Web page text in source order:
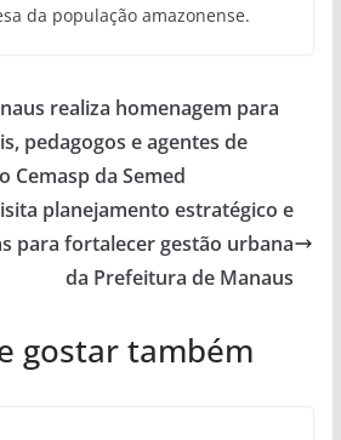
da população amazonense.
realiza homenagem para
pedagogos e agentes de
Cemasp da Semed
planejamento estratégico e
para fortalecer gestão urbana
da Prefeitura de Manaus
gostar também